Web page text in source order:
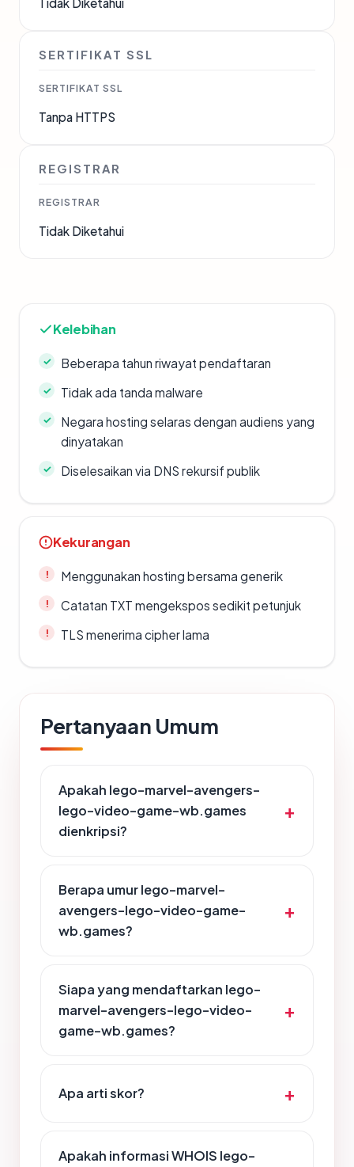
Tidak Diketahui
SERTIFIKAT SSL
SERTIFIKAT SSL
Tanpa HTTPS
REGISTRAR
REGISTRAR
Tidak Diketahui
Kelebihan
Beberapa tahun riwayat pendaftaran
Tidak ada tanda malware
Negara hosting selaras dengan audiens yang
dinyatakan
Diselesaikan via DNS rekursif publik
Kekurangan
Menggunakan hosting bersama generik
Catatan TXT mengekspos sedikit petunjuk
TLS menerima cipher lama
Pertanyaan Umum
Apakah lego-marvel-avengers-
lego-video-game-wb.games
dienkripsi?
Berapa umur lego-marvel-
avengers-lego-video-game-
wb.games?
Siapa yang mendaftarkan lego-
marvel-avengers-lego-video-
game-wb.games?
Apa arti skor?
Apakah informasi WHOIS lego-